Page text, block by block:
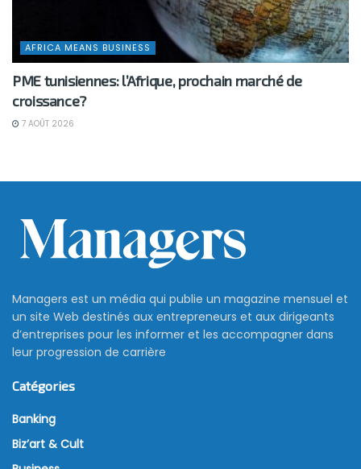
AFRICA MEANS BUSINESS
PME tunisiennes: l’Afrique, prochain marché de
croissance?
7 AOÛT 2026
Un ministère malaisien
propose le rachat légal de la
crypto-monnaie
21 mars 2022